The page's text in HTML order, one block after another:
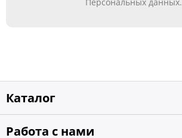
Каталог
Работа с нами